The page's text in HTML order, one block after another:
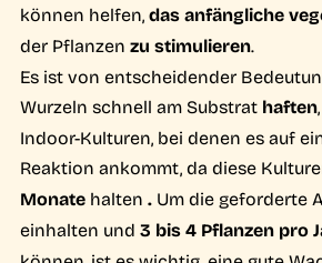
können helfen,das anfängliche
der Pflanzen zu stimulieren.
Es ist von entscheidender
Wurzeln schnell am Substrat haften
Indoor-Kulturen, bei denen es auf
Reaktion ankommt, da diese
Monatehalten .Um die geforderte
einhalten und 3 bis 4 Pflanzen pro